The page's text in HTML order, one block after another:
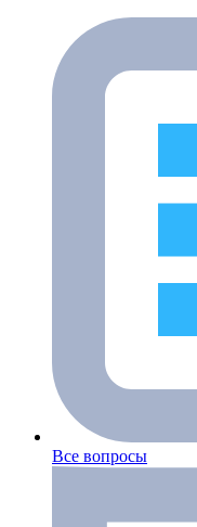
Все вопросы